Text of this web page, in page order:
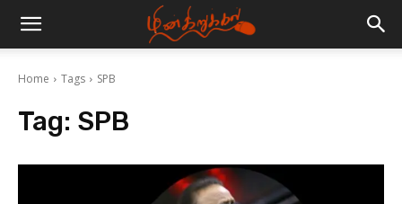
Home Tags SPB
Tag: SPB